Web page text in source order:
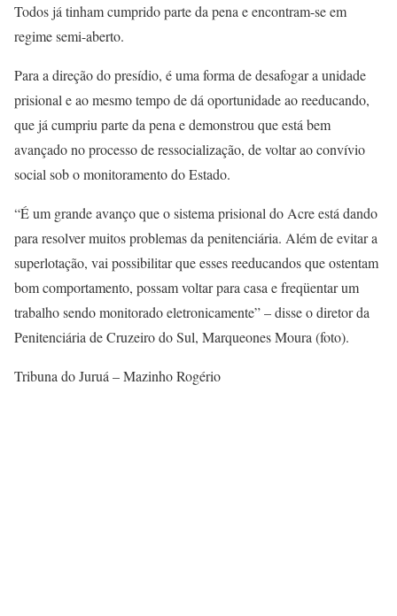
Todos já tinham cumprido parte da pena e encontram-se em
regime semi-aberto.
Para a direção do presídio, é uma forma de desafogar a unidade
prisional e ao mesmo tempo de dá oportunidade ao reeducando,
que já cumpriu parte da pena e demonstrou que está bem
avançado no processo de ressocialização, de voltar ao convívio
social sob o monitoramento do Estado.
“É um grande avanço que o sistema prisional do Acre está dando
para resolver muitos problemas da penitenciária. Além de evitar a
superlotação, vai possibilitar que esses reeducandos que ostentam
bom comportamento, possam voltar para casa e freqüentar um
trabalho sendo monitorado eletronicamente” – disse o diretor da
Penitenciária de Cruzeiro do Sul, Marqueones Moura (foto).
Tribuna do Juruá – Mazinho Rogério